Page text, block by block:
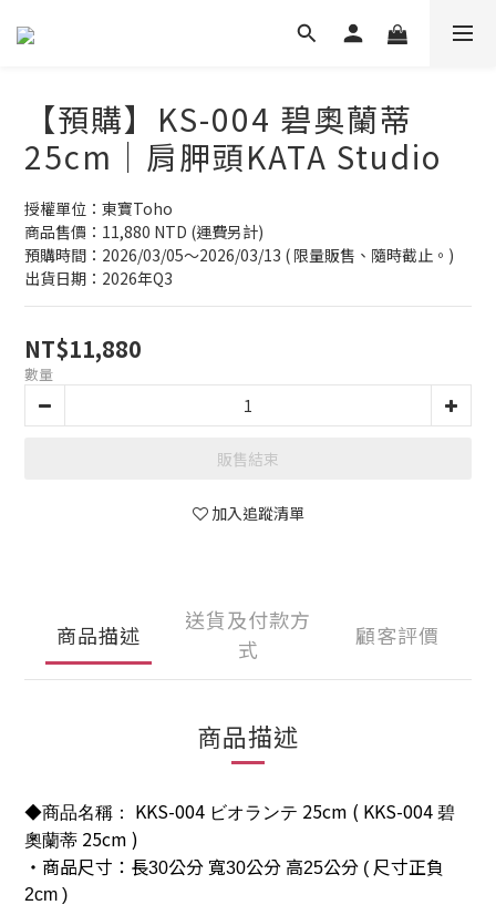
【預購】KS-004 碧奧蘭蒂
25cm｜肩胛頭KATA Studio
授權單位：東寶Toho
商品售價：11,880 NTD (運費另計)
預購時間：2026/03/05～2026/03/13 ( 限量販售、隨時截止。)
出貨日期：2026年Q3
NT$11,880
數量
販售結束
加入追蹤清單
商品描述
送貨及付款方
式
顧客評價
商品描述
◆商品名稱： KKS-004 ビオランテ 25cm ( KKS-004 碧
奧蘭蒂 25cm )
‧商品尺寸：長30公分 寬30公分 高25公分 ( 尺寸正負
2cm )